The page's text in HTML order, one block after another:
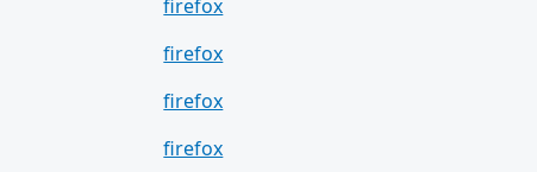
firefox
firefox
firefox
firefox